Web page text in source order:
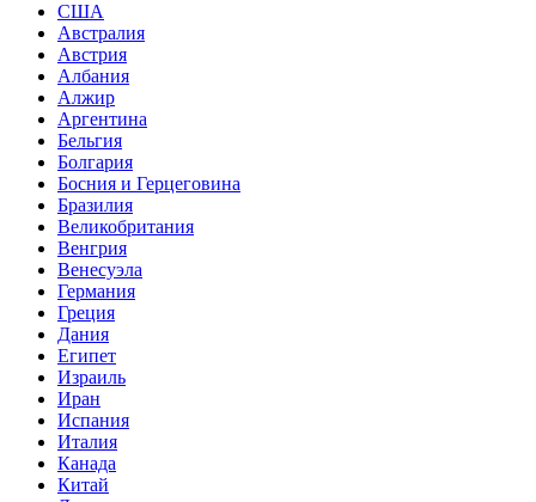
США
Австралия
Австрия
Албания
Алжир
Аргентина
Бельгия
Болгария
Босния и Герцеговина
Бразилия
Великобритания
Венгрия
Венесуэла
Германия
Греция
Дания
Египет
Израиль
Иран
Испания
Италия
Канада
Китай